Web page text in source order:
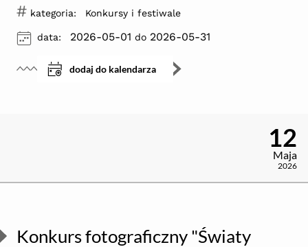
dodaj do kalendarza
# kategoria: Konkursy i festiwale
ikona
data: 2026-05-01 do 2026-05-31
12
Maja
2026
Konkurs fotograficzny "Światy